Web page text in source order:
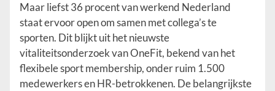
Maar liefst 36 procent van werkend Nederland
staat ervoor open om samen met collega’s te
sporten. Dit blijkt uit het nieuwste
vitaliteitsonderzoek van OneFit, bekend van het
flexibele sport membership, onder ruim 1.500
medewerkers en HR-betrokkenen. De belangrijkste